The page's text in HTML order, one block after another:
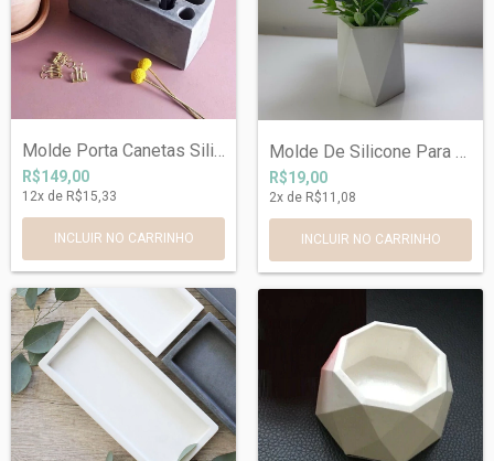
Molde Porta Canetas Silimix |Ref 966
R$149,00
12x de R$15,33
Molde De Silicone Para Vaso de Concreto...
R$19,00
2x de R$11,08